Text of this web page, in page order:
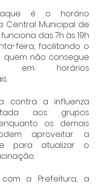
é o horário
Central Municipal de
das 7h às 19h
feira, facilitando o
quem não consegue
em horários
contra a influenza
aos grupos
os demais
aproveitar a
para atualizar o
a Prefeitura, a